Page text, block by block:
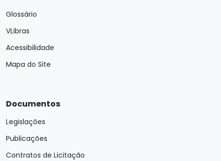
Glossário
VLibras
Acessibilidade
Mapa do Site
Documentos
Legislações
Publicações
Contratos de Licitação